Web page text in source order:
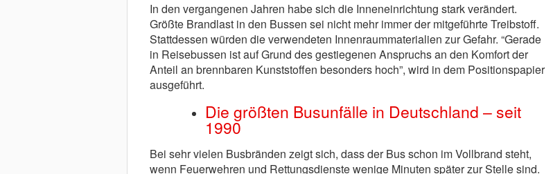
In den vergangenen Jahren habe sich die Inneneinrichtung stark verändert.
Größte Brandlast in den Bussen sei nicht mehr immer der mitgeführte Treibstoff.
Stattdessen würden die verwendeten Innenraummaterialien zur Gefahr. “Gerade
in Reisebussen ist auf Grund des gestiegenen Anspruchs an den Komfort der
Anteil an brennbaren Kunststoffen besonders hoch”, wird in dem Positionspapier
ausgeführt.
Die größten Busunfälle in Deutschland – seit
1990
Bei sehr vielen Busbränden zeigt sich, dass der Bus schon im Vollbrand steht,
wenn Feuerwehren und Rettungsdienste wenige Minuten später zur Stelle sind.